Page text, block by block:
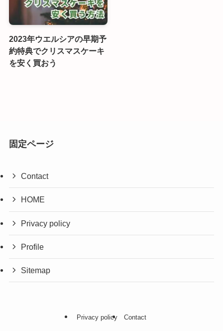
2023年ウエルシアの早期予
約特典でクリスマスケーキ
を安く買おう
固定ページ
Contact
HOME
Privacy policy
Profile
Sitemap
Privacy policy Contact